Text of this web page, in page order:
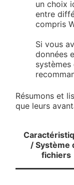
un choix
entre
compris
Si vous
données
systèmes
Résumons et
que leurs
/ Système
fichiers